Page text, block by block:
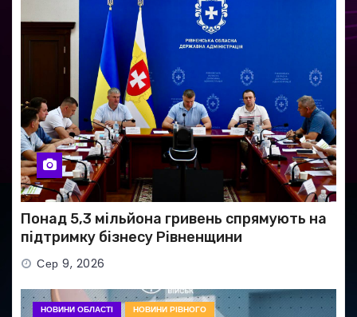
Понад 5,3 мільйона гривень спрямують на
підтримку бізнесу Рівненщини
Сер 9, 2026
НОВИНИ ОБЛАСТІ НОВИНИ РІВНОГО